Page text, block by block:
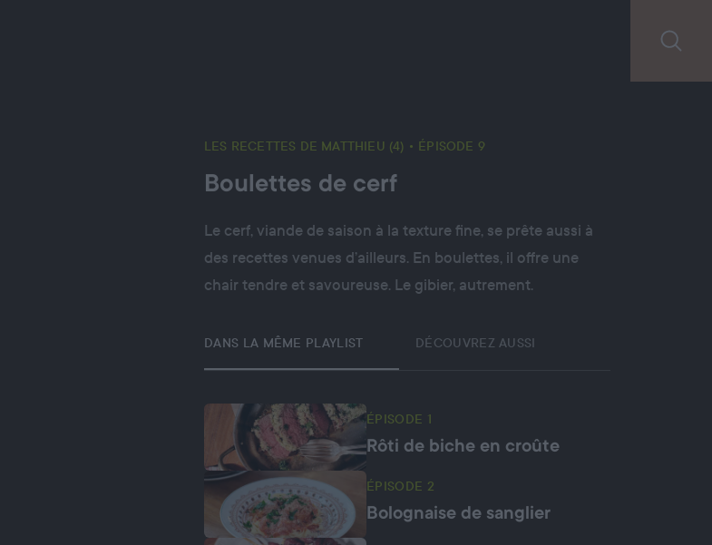
LES RECETTES DE MATTHIEU (4) • ÉPISODE 9
Boulettes de cerf
Le cerf, viande de saison à la texture fine, se prête aussi à
des recettes venues d’ailleurs. En boulettes, il offre une
chair tendre et savoureuse. Le gibier, autrement.
DANS LA MÊME PLAYLIST DÉCOUVREZ AUSSI
ÉPISODE 1
Rôti de biche en croûte
ÉPISODE 2
Bolognaise de sanglier